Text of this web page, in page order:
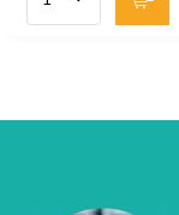
Vitamin D
Vitamin B12